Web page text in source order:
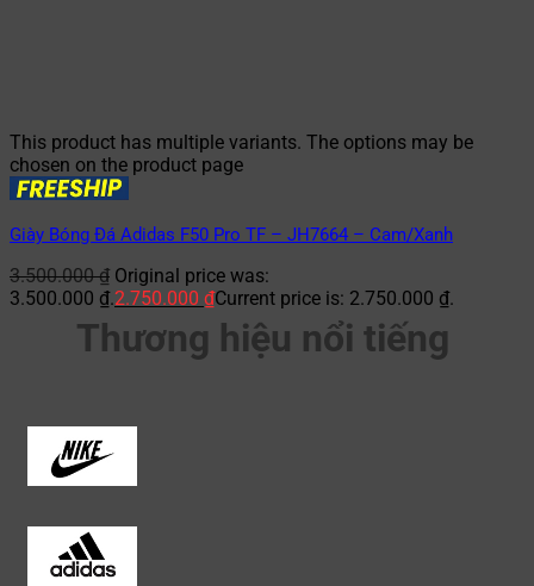
This product has multiple variants. The options may be
chosen on the product page
Giày Bóng Đá Adidas F50 Pro TF – JH7664 – Cam/Xanh
3.500.000₫ Original price was:
3.500.000 ₫.2.750.000 ₫Current price is: 2.750.000 ₫.
Thương hiệu nổi tiếng